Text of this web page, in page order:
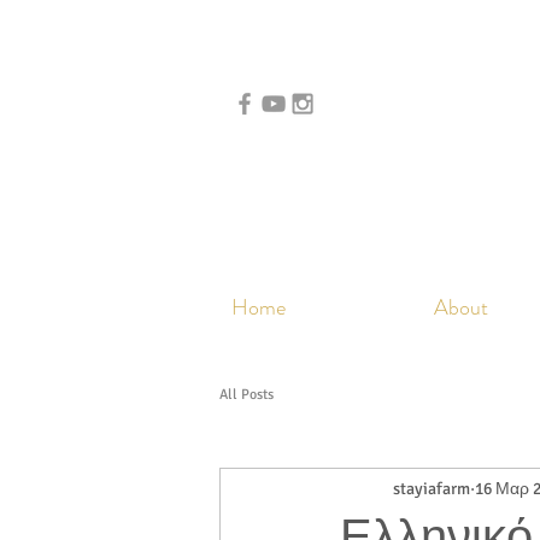
Home About
All Posts
stayiafarm 16 Μαρ